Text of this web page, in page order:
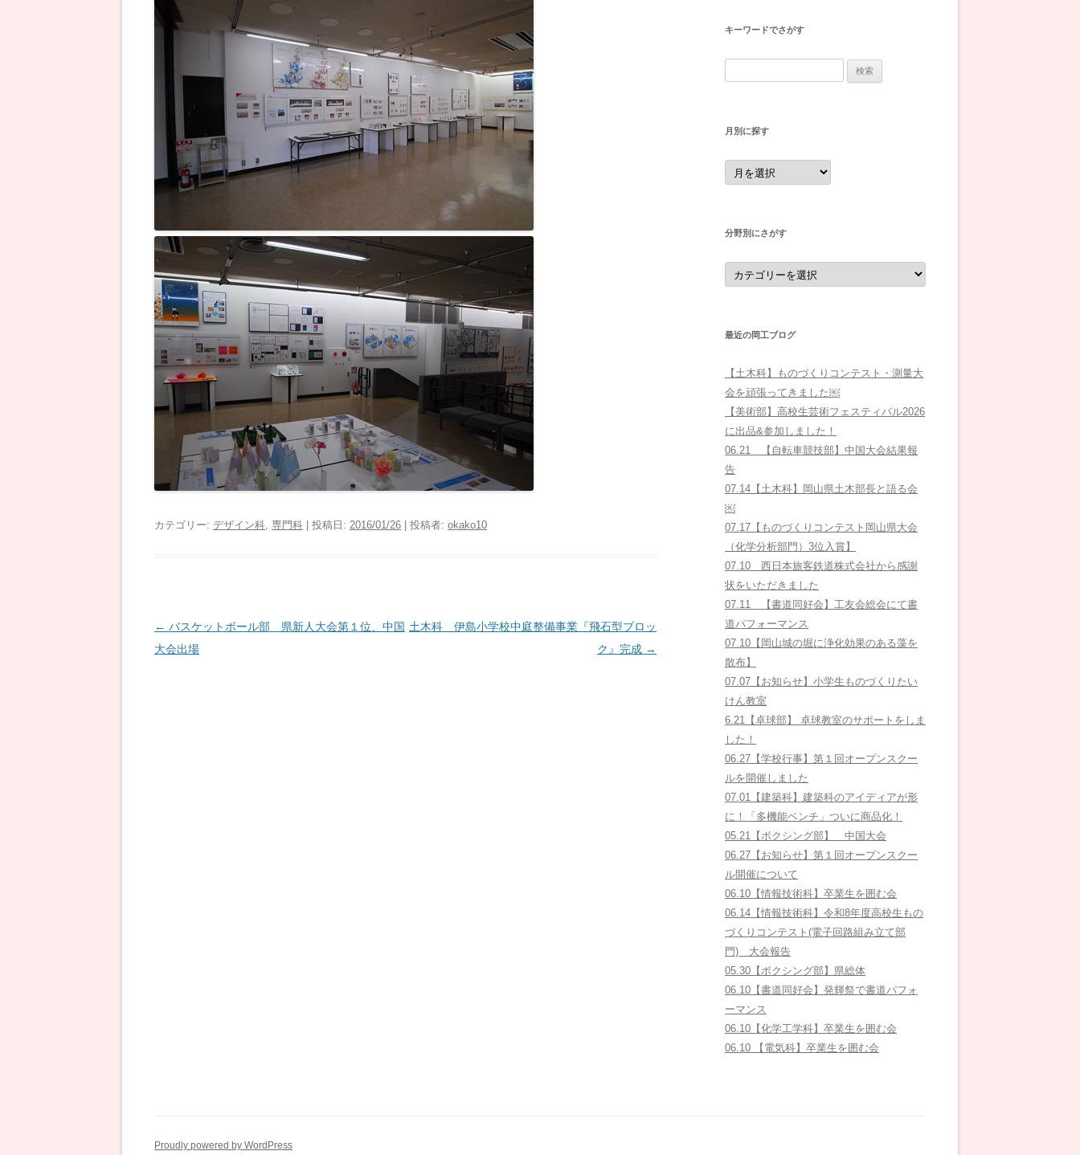
ハンドボール部
ボクシング部
野球部
建築研究同好会
マイコン同好会
電気研究同好会
カテゴリー: デザイン科, 専門科 | 投稿日: 2016/01/26 投稿者: okako10
投
稿
← バスケットボール部 県新人大会第１位、中国
大会出場
土木科 伊島小学校中庭整備事業『飛石型ブロッ
ク』完成 →
キーワードでさがす
月別に探す
月
別
に
分野別にさがす
分
野
別
す
最近の岡工ブログ
【土木科】ものづくりコンテスト・測量大
会を頑張ってきました￼
【美術部】高校生芸術フェスティバル2026
に出品&参加しました！
06.21 【自転車競技部】中国大会結果報
告
07.14【土木科】岡山県土木部長と語る会
￼
07.17【ものづくりコンテスト岡山県大会
（化学分析部門）3位入賞】
07.10 西日本旅客鉄道株式会社から感謝
状をいただきました
07.11 【書道同好会】工友会総会にて書
道パフォーマンス
07.10【岡山城の堀に浄化効果のある藻を
散布】
07.07【お知らせ】小学生ものづくりたい
けん教室
6.21【卓球部】 卓球教室のサポートをしま
した！
06.27【学校行事】第１回オープンスクー
ルを開催しました
07.01【建築科】建築科のアイディアが形
に！「多機能ベンチ」ついに商品化！
05.21【ボクシング部】 中国大会
06.27【お知らせ】第１回オープンスクー
ル開催について
06.10【情報技術科】卒業生を囲む会
06.14【情報技術科】令和8年度高校生もの
づくりコンテスト(電子回路組み立て部
門) 大会報告
05.30【ボクシング部】県総体
06.10【書道同好会】発輝祭で書道パフォ
ーマンス
06.10【化学工学科】卒業生を囲む会
06.10 【電気科】卒業生を囲む会
Proudly powered by WordPress